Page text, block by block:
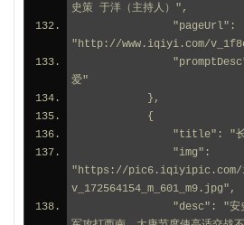
史策 于洋（主持人）",
"http://www.iqiyi.com/
爱"
            },
            {
"https://pic6.iqiyipic.com/
v_172564154_m_601_m9.jpg",